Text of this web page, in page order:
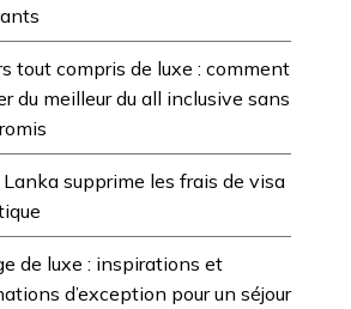
tout compris de luxe : comment
du meilleur du all inclusive sans
Lanka supprime les frais de visa
de luxe : inspirations et
d’exception pour un séjour